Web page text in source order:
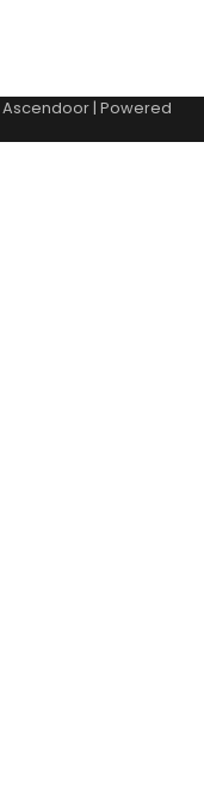
Ascendoor | Powered